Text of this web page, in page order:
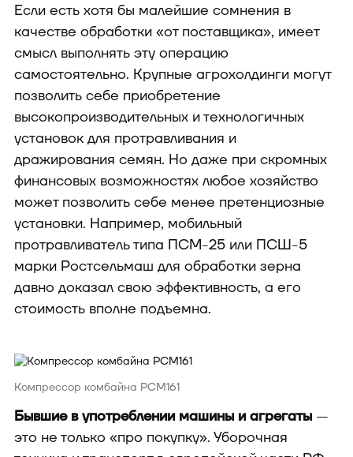
Если есть хотя бы малейшие сомнения в
качестве обработки «от поставщика», имеет
смысл выполнять эту операцию
самостоятельно. Крупные агрохолдинги могут
позволить себе приобретение
высокопроизводительных и технологичных
установок для протравливания и
дражирования семян. Но даже при скромных
финансовых возможностях любое хозяйство
может позволить себе менее претенциозные
установки. Например, мобильный
протравливатель типа ПСМ-25 или ПСШ-5
марки Ростсельмаш для обработки зерна
давно доказал свою эффективность, а его
стоимость вполне подъемна.
Компрессор комбайна РСМ161
Бывшие в употреблении машины и агрегаты —
это не только «про покупку». Уборочная